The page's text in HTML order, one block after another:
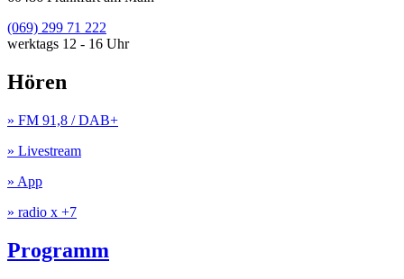
(069) 299 71 222
werktags 12 - 16 Uhr
Hören
» FM 91,8 / DAB+
» Livestream
» App
» radio x +7
Programm